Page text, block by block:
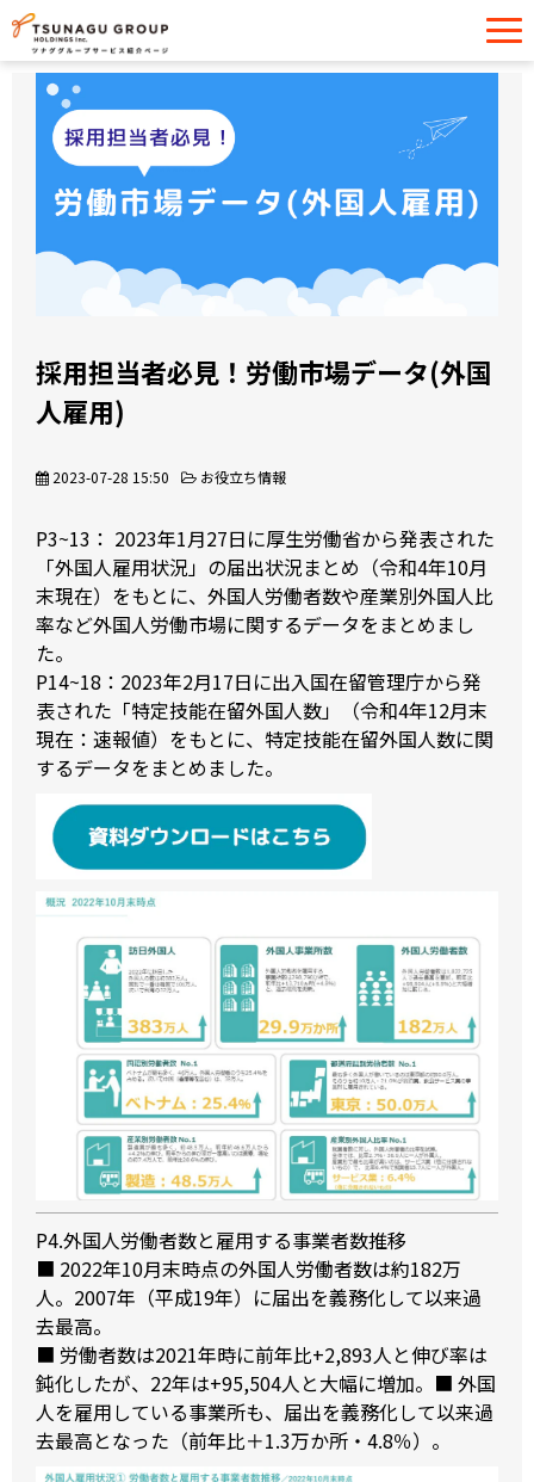
導入事例
お問い合わせ
採用担当者必見！労働市場データ(外国
人雇用)
2023-07-28 15:50 お役立ち情報
P3~13： 2023年1月27日に厚生労働省から発表された
「外国人雇用状況」の届出状況まとめ（令和4年10月
末現在）をもとに、外国人労働者数や産業別外国人比
率など外国人労働市場に関するデータをまとめまし
た。
P14~18：2023年2月17日に出入国在留管理庁から発
表された「特定技能在留外国人数」（令和4年12月末
現在：速報値）をもとに、特定技能在留外国人数に関
するデータをまとめました。
P4.外国人労働者数と雇用する事業者数推移
■ 2022年10月末時点の外国人労働者数は約182万
人。2007年（平成19年）に届出を義務化して以来過
去最高。
■ 労働者数は2021年時に前年比+2,893人と伸び率は
鈍化したが、22年は+95,504人と大幅に増加。■ 外国
人を雇用している事業所も、届出を義務化して以来過
去最高となった（前年比＋1.3万か所・4.8％）。